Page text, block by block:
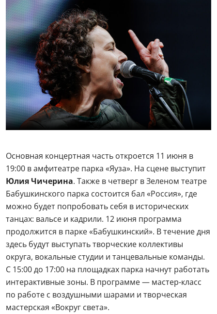
Основная концертная часть откроется 11 июня в
19:00 в амфитеатре парка «Яуза». На сцене выступит
Юлия Чичерина. Также в четверг в Зеленом театре
Бабушкинского парка состоится бал «Россия», где
можно будет попробовать себя в исторических
танцах: вальсе и кадрили. 12 июня программа
продолжится в парке «Бабушкинский». В течение дня
здесь будут выступать творческие коллективы
округа, вокальные студии и танцевальные команды.
С 15:00 до 17:00 на площадках парка начнут работать
интерактивные зоны. В программе — мастер-класс
по работе с воздушными шарами и творческая
мастерская «Вокруг света».